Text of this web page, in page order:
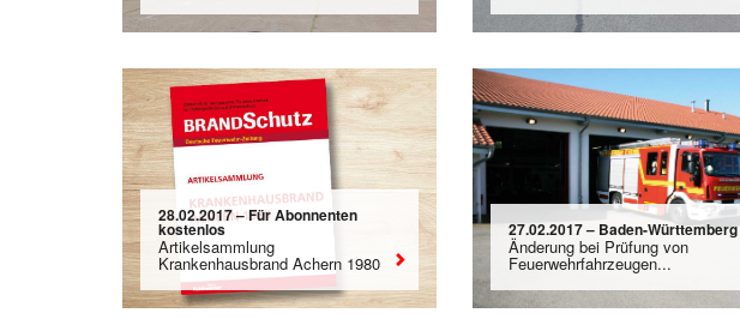
28.02.2017 – Für Abonnenten
kostenlos
Artikelsammlung
Krankenhausbrand Achern 1980
27.02.2017 – Baden-Württemberg
Änderung bei Prüfung von
Feuerwehrfahrzeugen...